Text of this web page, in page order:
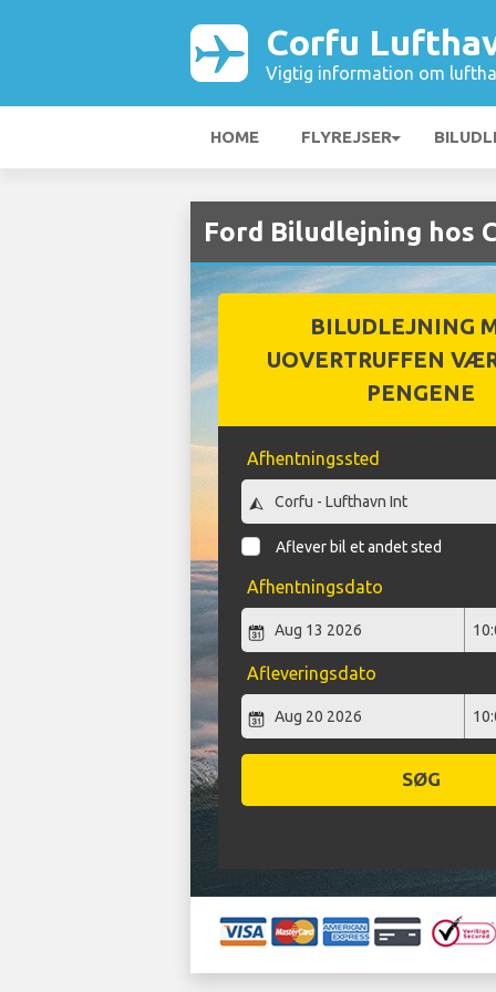
Corfu
Vigtig information om
HOME FLYREJSER
Ford Biludlejning hos
BILUDLEJNING
UOVERTRUFFEN
PENGENE
Afhentningssted
Aflever bil et andet sted
Afhentningsdato
Afleveringsdato
SØG